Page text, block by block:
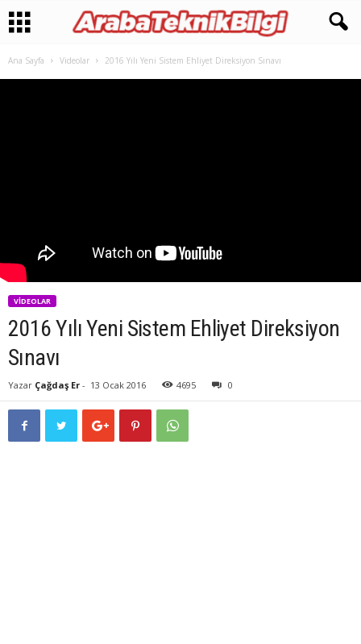
Ana Sayfa Videolar 2016 Yılı Yeni Sistem Ehliyet Direksiyon Sınavı
VIDEOLAR
2016 Yılı Yeni Sistem Ehliyet Direksiyon
Sınavı
Yazar Çağdaş Er - 13 Ocak 2016 4695 0